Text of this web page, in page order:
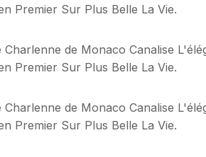
Premier Sur Plus Belle La Vie.
Charlenne de Monaco Canalise
Premier Sur Plus Belle La Vie.
Charlenne de Monaco Canalise
Premier Sur Plus Belle La Vie.